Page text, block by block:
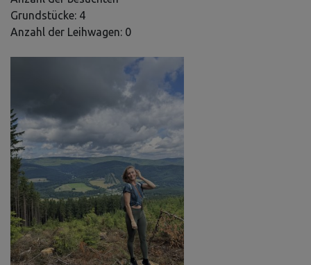
Grundstücke: 4
Anzahl der Leihwagen: 0